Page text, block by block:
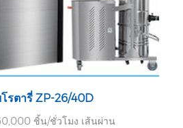
รตารี่ ZP-26/40D
ชิ้น/ชั่วโมง เส้นผ่าน